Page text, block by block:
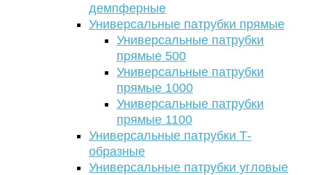
демпферные
Универсальные патрубки прямые
Универсальные патрубки
прямые 500
Универсальные патрубки
прямые 1000
Универсальные патрубки
прямые 1100
Универсальные патрубки Т-
образные
Универсальные патрубки угловые